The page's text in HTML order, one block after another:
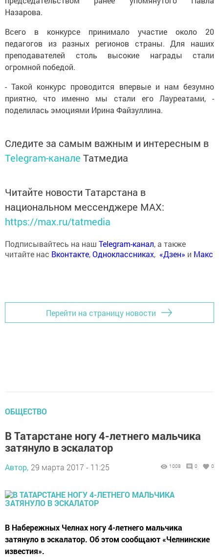
Назарова.
Всего в конкурсе принимало участие около 20
педагогов из разных регионов страны. Для наших
преподавателей столь высокие награды стали
огромной победой.
- Такой конкурс проводится впервые и нам безумно
приятно, что именно мы стали его Лауреатами, -
поделилась эмоциями Ирина Файзуллина.
Следите за самым важным и интересным в
Telegram-канале Татмедиа
Читайте новости Татарстана в
национальном мессенджере MАХ:
https://max.ru/tatmedia
Подписывайтесь на наш Telegram-канал, а также
читайте нас Вконтакте,Одноклассниках, «Дзен» и Макс
Перейти на страницу новости
ОБЩЕСТВО
В Татарстане ногу 4-летнего мальчика
затянуло в эскалатор
Автор, 29 марта 2017 - 11:25 1008 0 0
В Набережных Челнах ногу 4-летнего мальчика
затянуло в эскалатор. Об этом сообщают «Челнинские
известия».